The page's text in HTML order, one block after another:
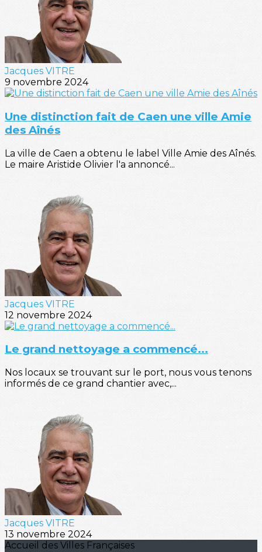
Jacques VITRE
9 novembre 2024
Une distinction fait de Caen une ville Amie
des Aînés
La ville de Caen a obtenu le label Ville Amie des Aînés.
Le maire Aristide Olivier l'a annoncé...
Jacques VITRE
12 novembre 2024
Le grand nettoyage a commencé...
Nos locaux se trouvant sur le port, nous vous tenons
informés de ce grand chantier avec,...
Jacques VITRE
13 novembre 2024
Accueil des Villes Françaises